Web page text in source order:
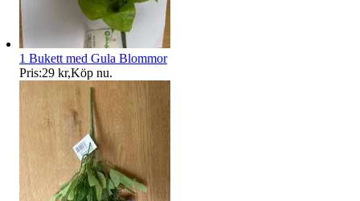
1 Bukett med Gula Blommor
Pris:29 kr,Köp nu.